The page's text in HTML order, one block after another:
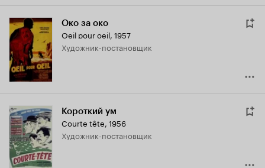
Око за око
Oeil pour oeil, 1957
Художник-постановщик
Короткий ум
Courte tête, 1956
Художник-постановщик